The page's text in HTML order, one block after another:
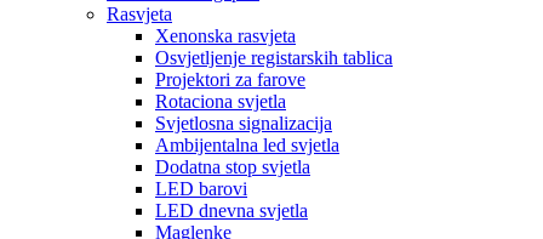
Rasvjeta
Xenonska rasvjeta
Osvjetljenje registarskih tablica
Projektori za farove
Rotaciona svjetla
Svjetlosna signalizacija
Ambijentalna led svjetla
Dodatna stop svjetla
LED barovi
LED dnevna svjetla
Maglenke